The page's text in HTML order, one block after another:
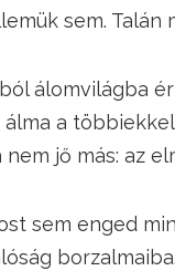
sem. Talán
álomvilágba
álma a
nem jő más: az
sem enged